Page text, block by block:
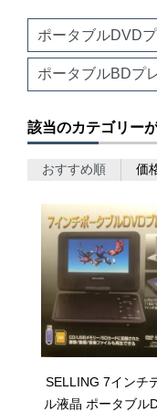
ポータブルDVD
ポータブルBDプ
該当のカテゴリー
おすすめ順 価
SELLING 7インチ
ル液晶 ポータブル